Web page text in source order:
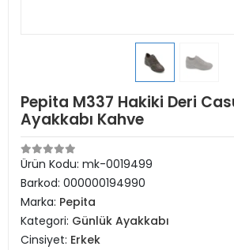
Pepita M337 Hakiki Deri
Ayakkabı Kahve
Ürün Kodu: mk-0019499
Barkod: 000000194990
Marka: Pepita
Kategori: Günlük Ayakkabı
Cinsiyet: Erkek